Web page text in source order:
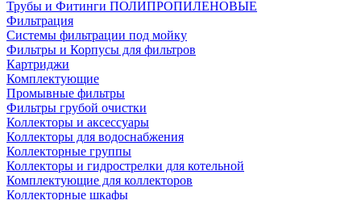
Трубы и Фитинги ПОЛИПРОПИЛЕНОВЫЕ
Фильтрация
Системы фильтрации под мойку
Фильтры и Корпусы для фильтров
Картриджи
Комплектующие
Промывные фильтры
Фильтры грубой очистки
Коллекторы и аксессуары
Коллекторы для водоснабжения
Коллекторные группы
Коллекторы и гидрострелки для котельной
Комплектующие для коллекторов
Коллекторные шкафы